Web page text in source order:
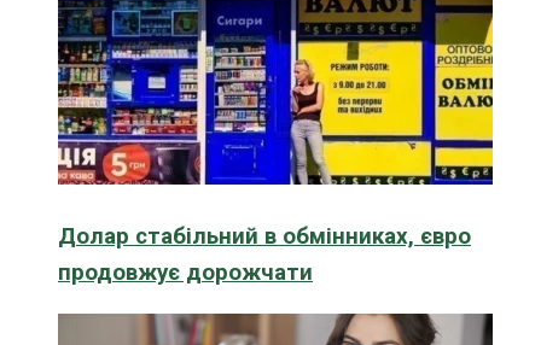
Долар стабільний в обмінниках, євро
продовжує дорожчати